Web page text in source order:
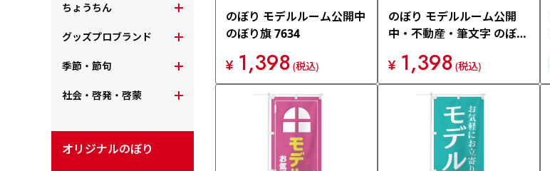
ちょうちん
グッズプロブランド
季節・節句
社会・啓発・啓蒙
オリジナルのぼり
のぼり モデルルーム公開中
のぼり旗 7634
¥ 1,398 (税込)
のぼり モデルルーム公開
中・不動産・筆文字 のぼり
¥ 1,398 (税込)